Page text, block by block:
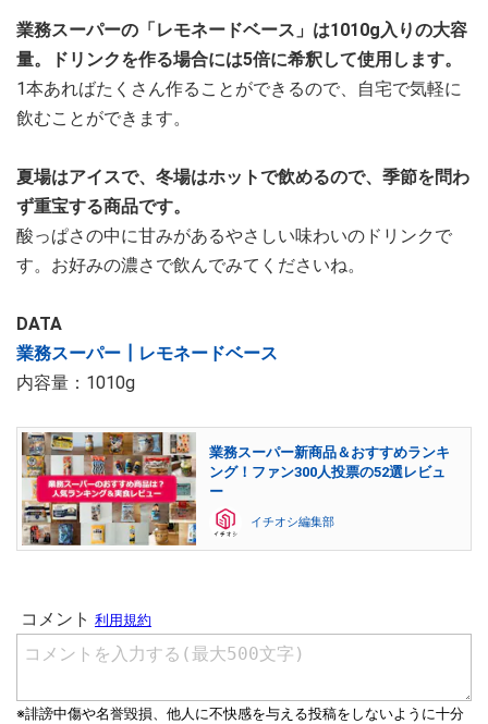
業務スーパーの「レモネードベース」は1010g入りの大容
量。ドリンクを作る場合には5倍に希釈して使用します。
1本あればたくさん作ることができるので、自宅で気軽に
飲むことができます。
夏場はアイスで、冬場はホットで飲めるので、季節を問わ
ず重宝する商品です。
酸っぱさの中に甘みがあるやさしい味わいのドリンクで
す。お好みの濃さで飲んでみてくださいね。
DATA
業務スーパー┃レモネードベース
内容量：1010g
業務スーパー新商品＆おすすめランキ
ング！ファン300人投票の52選レビュ
ー
イチオシ編集部